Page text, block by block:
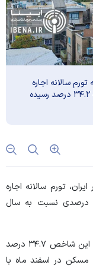
سالانه اجاره
مسکن در اسفند ۱۴۰۴ با کاهش ۰.۵ درصدی به ۳۴.۲ درصد رسیده
تورم سالانه اجاره
با کاهشی نیم درصدی نسبت به سال
این در حالی است که در بهمن ماه سال گذشته، این شاخص ۳۴.۷ درصد
مسکن در اسفند ماه با